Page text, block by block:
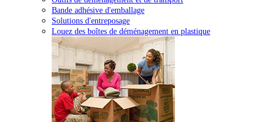
Bande adhésive d'emballage
Solutions d'entreposage
Louez des boîtes de déménagement en plastique